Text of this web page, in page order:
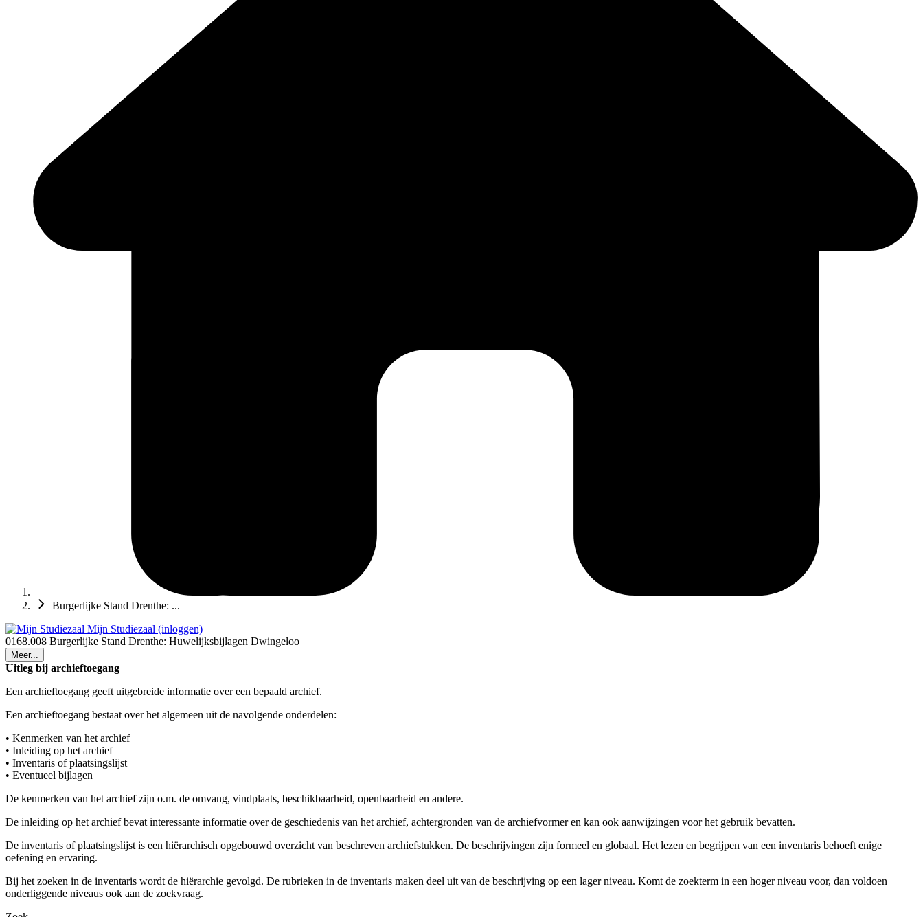
Burgerlijke Stand Drenthe: ...
Mijn Studiezaal (inloggen)
0168.008 Burgerlijke Stand Drenthe: Huwelijksbijlagen Dwingeloo
Meer...
Uitleg bij archieftoegang
Een archieftoegang geeft uitgebreide informatie over een bepaald archief.
Een archieftoegang bestaat over het algemeen uit de navolgende onderdelen:
• Kenmerken van het archief
• Inleiding op het archief
• Inventaris of plaatsingslijst
• Eventueel bijlagen
De kenmerken van het archief zijn o.m. de omvang, vindplaats, beschikbaarheid, openbaarheid en andere.
De inleiding op het archief bevat interessante informatie over de geschiedenis van het archief, achtergronden van de archiefvormer en kan ook aanwijzingen voor het gebruik bevatten.
De inventaris of plaatsingslijst is een hiërarchisch opgebouwd overzicht van beschreven archiefstukken. De beschrijvingen zijn formeel en globaal. Het lezen en begrijpen van een inventaris behoeft enige
oefening en ervaring.
Bij het zoeken in de inventaris wordt de hiërarchie gevolgd. De rubrieken in de inventaris maken deel uit van de beschrijving op een lager niveau. Komt de zoekterm in een hoger niveau voor, dan voldoen
onderliggende niveaus ook aan de zoekvraag.